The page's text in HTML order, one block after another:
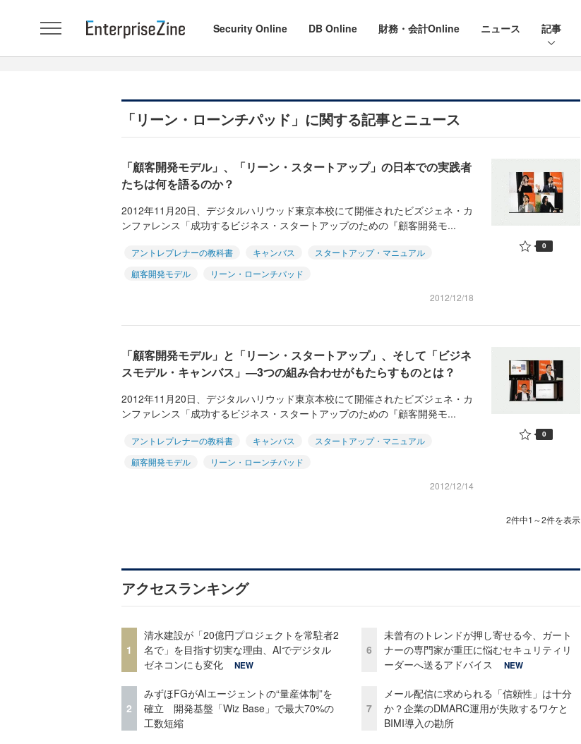
Security Online DB Online 財務・会計Online ニュース 記事
「リーン・ローンチパッド」に関する記事とニュース
「顧客開発モデル」、「リーン・スタートアップ」の日本での実践者
たちは何を語るのか？
2012年11月20日、デジタルハリウッド東京本校にて開催されたビズジェネ・カ
ンファレンス「成功するビジネス・スタートアップのための『顧客開発モ...
アントレプレナーの教科書 キャンバス
スタートアップ・マニュアル
顧客開発モデル
リーン・ローンチパッド
2012/12/18
0
「顧客開発モデル」と「リーン・スタートアップ」、そして「ビジネ
スモデル・キャンバス」―3つの組み合わせがもたらすものとは？
2012年11月20日、デジタルハリウッド東京本校にて開催されたビズジェネ・カ
ンファレンス「成功するビジネス・スタートアップのための『顧客開発モ...
アントレプレナーの教科書 キャンバス
スタートアップ・マニュアル
顧客開発モデル
リーン・ローンチパッド
2012/12/14
0
2件中1～2件を表示
アクセスランキング
1
清水建設が「20億円プロジェクトを常駐者2
名で」を目指す切実な理由、AIでデジタル
ゼネコンにも変化
NEW
2
みずほFGがAIエージェントの“量産体制”を
確立 開発基盤「Wiz Base」で最大70%の
工数短縮
6
未曾有のトレンドが押し寄せる今、ガート
ナーの専門家が重圧に悩むセキュリティリ
ーダーへ送るアドバイス
NEW
7
メール配信に求められる「信頼性」は十分
か？企業のDMARC運用が失敗するワケと
BIMI導入の勘所